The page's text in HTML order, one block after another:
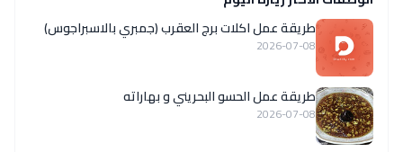
طريقة عمل اكلات برج العقرب (جمبري بالاسبراجوس)
2026-07-08
طريقة عمل الحسو البحريني و بهاراته
2026-07-08